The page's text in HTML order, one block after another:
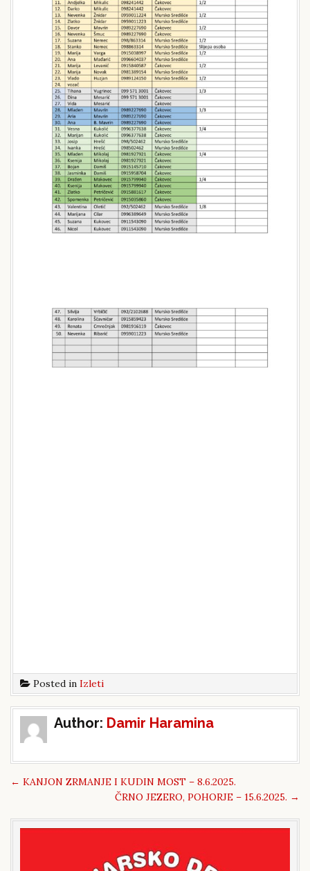
Posted in Izleti
Author: Damir Haramina
Post
navigation
← KANJON ZRMANJE I KUDIN MOST – 8.6.2025.
ČRNO JEZERO, POHORJE – 15.6.2025. →